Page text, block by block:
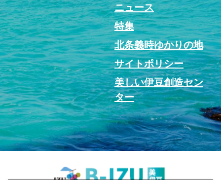
ニュース
特集
北条義時ゆかりの地
サイトポリシー
美しい伊豆創造セン
ター